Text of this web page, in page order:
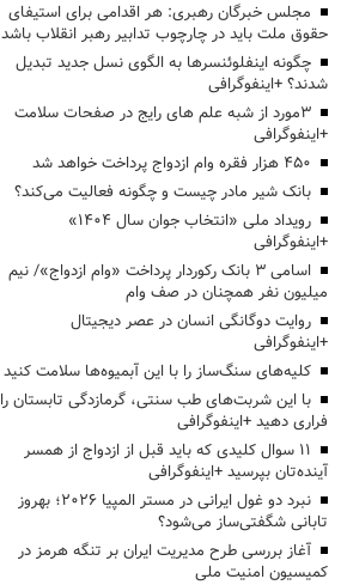
مجلس خبرگان رهبری: هر اقدامی برای استیفای
حقوق ملت باید در چارچوب تدابیر رهبر انقلاب باشد
چگونه اینفلوئنسرها به الگوی نسل جدید تبدیل
شدند؟ +اینفوگرافی
3مورد از شبه علم های رایج در صفحات سلامت
+اینفوگرافی
۴۵۰ هزار فقره وام ازدواج پرداخت خواهد شد
بانک شیر مادر چیست و چگونه فعالیت می‌کند؟
رویداد ملی «انتخاب جوان سال ۱۴۰۴»
+اینفوگرافی
اسامی ۳ بانک رکوردار پرداخت «وام ازدواج»/ نیم
میلیون نفر همچنان در صف وام
روایت دوگانگی انسان در عصر دیجیتال
+اینفوگرافی
کلیه‌های سنگ‌ساز را با این آبمیوه‌ها سلامت کنید
با این شربت‌های طب سنتی، گرمازدگی تابستان را
فراری دهید +اینفوگرافی
۱۱ سوال کلیدی که باید قبل از ازدواج از همسر
آینده‌تان بپرسید +اینفوگرافی
نبرد دو غول ایرانی در مستر المپیا ۲۰۲۶؛ بهروز
تابانی شگفتی‌ساز می‌شود؟
آغاز بررسی طرح مدیریت ایران بر تنگه هرمز در
کمیسیون امنیت ملی